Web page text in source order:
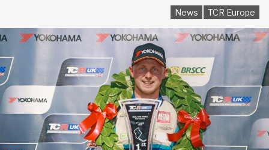
News TCR Europe